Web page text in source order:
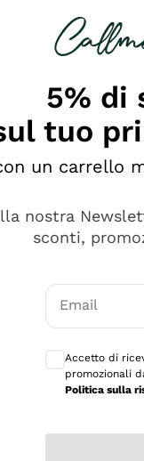
5% di
tuo
un carrello
nostra
sconti,
Email
Consensi
Accetto di
promozionali
Politica sulla